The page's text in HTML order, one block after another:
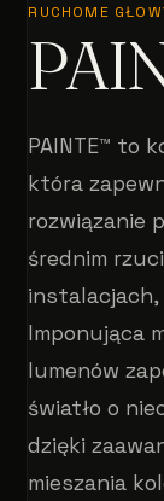
RUCHOME
PAINTE™ to
która
rozwiązanie
średnim
instalacjach,
Imponująca
lumenów
światło o
dzięki
mieszania